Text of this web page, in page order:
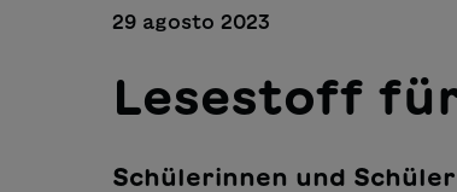
29 agosto 2023
Lesestoff
Schülerinnen und